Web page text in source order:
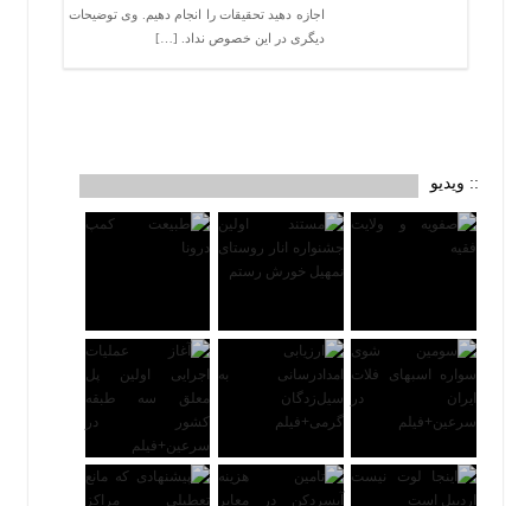
اجازه دهید تحقیقات را انجام دهیم. وی توضیحات
دیگری در این خصوص نداد. […]
:: ویدیو